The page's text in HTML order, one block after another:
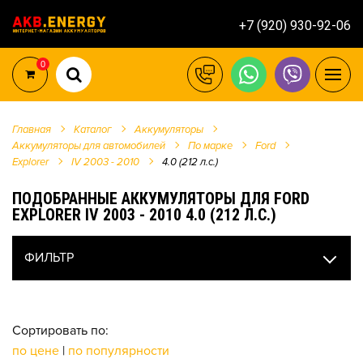
+7 (920) 930-92-06
0
Главная Каталог
Аккумуляторы
Аккумуляторы для автомобилей
По марке
Ford
Explorer
IV 2003 - 2010 4.0 (212 л.с.)
ПОДОБРАННЫЕ АККУМУЛЯТОРЫ ДЛЯ FORD
EXPLORER IV 2003 - 2010 4.0 (212 Л.С.)
ФИЛЬТР
Сортировать по:
по цене | по популярности